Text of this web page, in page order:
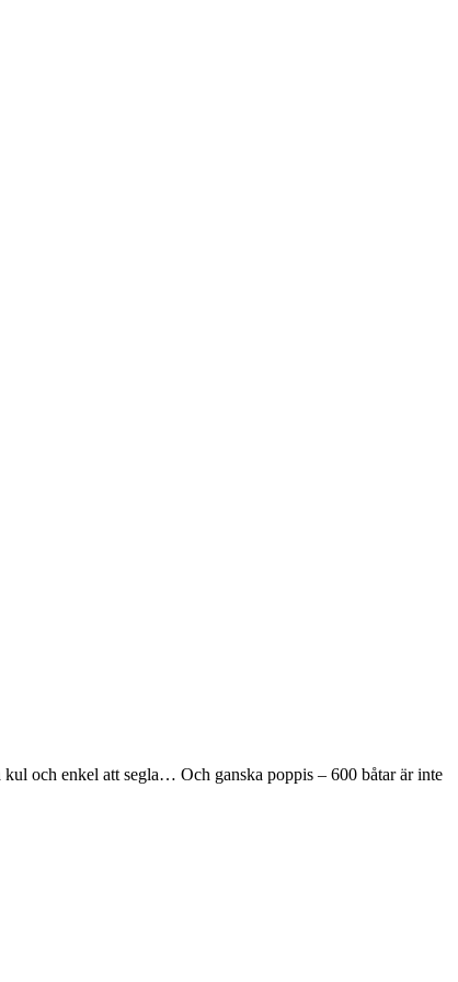
och enkel att segla… Och ganska poppis – 600 båtar är inte